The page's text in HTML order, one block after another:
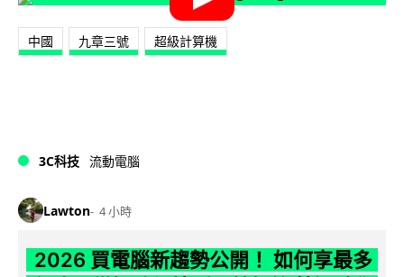
中國 九章三號 超級計算機
3C科技 流動電腦
Lawton 4 小時
2026 買電腦新趨勢公開！ 如何享最多